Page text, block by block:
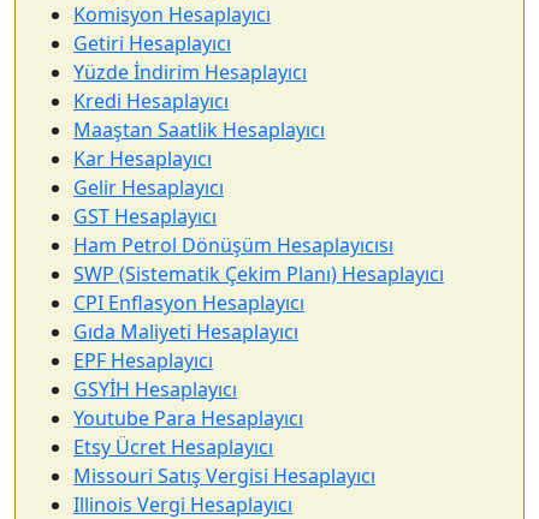
Komisyon Hesaplayıcı
Getiri Hesaplayıcı
Yüzde İndirim Hesaplayıcı
Kredi Hesaplayıcı
Maaştan Saatlik Hesaplayıcı
Kar Hesaplayıcı
Gelir Hesaplayıcı
GST Hesaplayıcı
Ham Petrol Dönüşüm Hesaplayıcısı
SWP (Sistematik Çekim Planı) Hesaplayıcı
CPI Enflasyon Hesaplayıcı
Gıda Maliyeti Hesaplayıcı
EPF Hesaplayıcı
GSYİH Hesaplayıcı
Youtube Para Hesaplayıcı
Etsy Ücret Hesaplayıcı
Missouri Satış Vergisi Hesaplayıcı
Illinois Vergi Hesaplayıcı